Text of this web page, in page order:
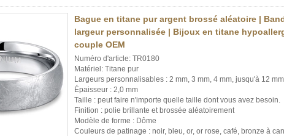
Bague en titane pur argent brossé aléatoire |
largeur personnalisée | Bijoux en titane
couple OEM
Numéro d'article: TR0180
Matériel: Titane pur
Largeurs personnalisables : 2 mm, 3 mm, 4 mm, jusqu'à 12
Épaisseur : 2,0 mm
Taille : peut faire n'importe quelle taille dont vous avez besoin.
Finition : polie brillante et brossée aléatoirement
Modèle de forme : Dôme
Couleurs de patinage : noir, bleu, or, or rose, café, bronze à